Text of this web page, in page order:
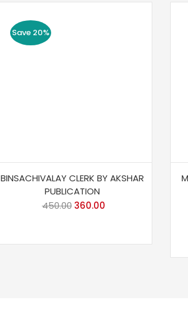
Save 20%
BINSACHIVALAY CLERK BY AKSHAR
PUBLICATION
450.00 Original
360.00Current